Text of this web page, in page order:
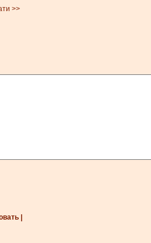
>>
|